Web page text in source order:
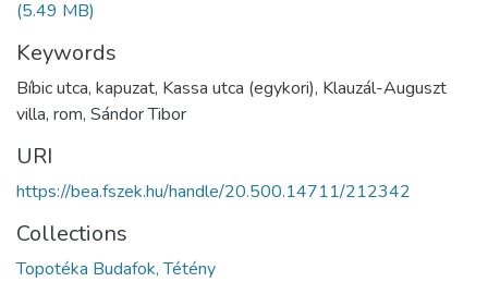
(5.49 MB)
Keywords
Bíbic utca, kapuzat, Kassa utca (egykori), Klauzál-Auguszt
villa, rom, Sándor Tibor
URI
https://bea.fszek.hu/handle/20.500.14711/212342
Collections
Topotéka Budafok, Tétény